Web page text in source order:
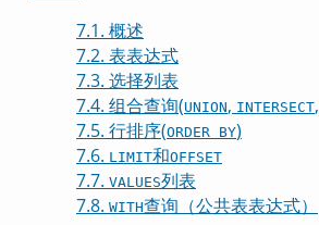
7.1. 概述
7.2. 表表达式
7.3. 选择列表
7.4. 组合查询(UNION, INTERSECT,
7.5. 行排序(ORDER BY)
7.6. LIMIT和OFFSET
7.7. VALUES列表
7.8. WITH查询（公共表表达式）